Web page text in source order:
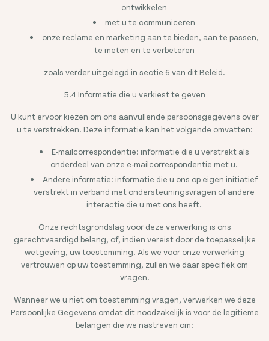
ontwikkelen
met u te communiceren
onze reclame en marketing aan te bieden, aan te passen,
te meten en te verbeteren
zoals verder uitgelegd in sectie 6 van dit Beleid.
5.4 Informatie die u verkiest te geven
U kunt ervoor kiezen om ons aanvullende persoonsgegevens over
u te verstrekken. Deze informatie kan het volgende omvatten:
E-mailcorrespondentie: informatie die u verstrekt als
onderdeel van onze e-mailcorrespondentie met u.
Andere informatie: informatie die u ons op eigen initiatief
verstrekt in verband met ondersteuningsvragen of andere
interactie die u met ons heeft.
Onze rechtsgrondslag voor deze verwerking is ons
gerechtvaardigd belang, of, indien vereist door de toepasselijke
wetgeving, uw toestemming. Als we voor onze verwerking
vertrouwen op uw toestemming, zullen we daar specifiek om
vragen.
Wanneer we u niet om toestemming vragen, verwerken we deze
Persoonlijke Gegevens omdat dit noodzakelijk is voor de legitieme
belangen die we nastreven om: